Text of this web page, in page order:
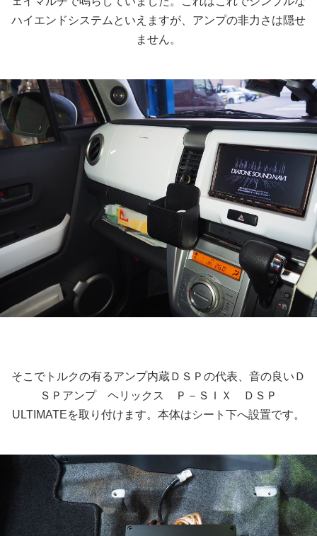
ハイエンドシステムといえますが、アンプの非力さは隠せ
ません。
そこでトルクの有るアンプ内蔵ＤＳＰの代表、音の良いＤ
ＳＰアンプ ヘリックス Ｐ－ＳＩＸ ＤＳＰ
ULTIMATEを取り付けます。本体はシート下へ設置です。